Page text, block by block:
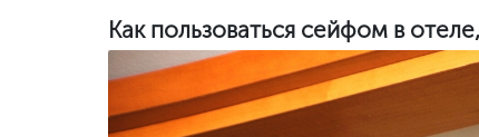
Как пользоваться сейфом в